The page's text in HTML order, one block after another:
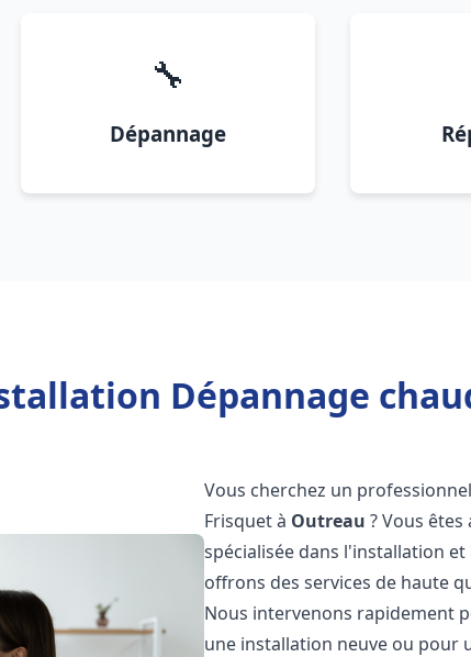
🔧
Dépannage
Dépannage
Vous cherchez un
Frisquet à Outreau ? Vous
spécialisée dans l'installation
offrons des services de haute
Nous intervenons rapidement
une installation neuve ou pour